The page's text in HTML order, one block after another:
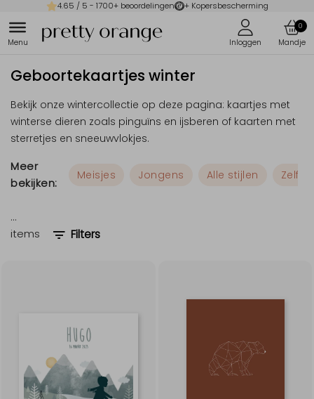
4.65 / 5 - 1700+ beoordelingen + Kopersbescherming
0
Geboortekaartjes winter
Bekijk onze wintercollectie op deze pagina: kaartjes met
winterse dieren zoals pinguïns en ijsberen of kaarten met
sterretjes en sneeuwvlokjes.
Meer
bekijken:
Meisjes Jongens Alle stijlen Zelf
…
items
Filters